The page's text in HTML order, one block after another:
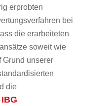
erprobten
bei
die erarbeiteten
soweit wie
Grund unserer
die
IBG